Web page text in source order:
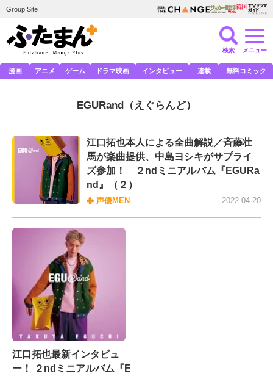
Group Site
検索 メニュー
漫画 アニメ ゲーム ドラマ映画 インタビュー 連載 無料コミック
EGURand （えぐらんど）
江口拓也本人による全曲解説／斉藤壮
馬が楽曲提供、中島ヨシキがサプライ
ズ参加！ ２ndミニアルバム『EGURa
nd』（２）
声優MEN 2022.04.20
江口拓也最新インタビュ
ー！ ２ndミニアルバム『E